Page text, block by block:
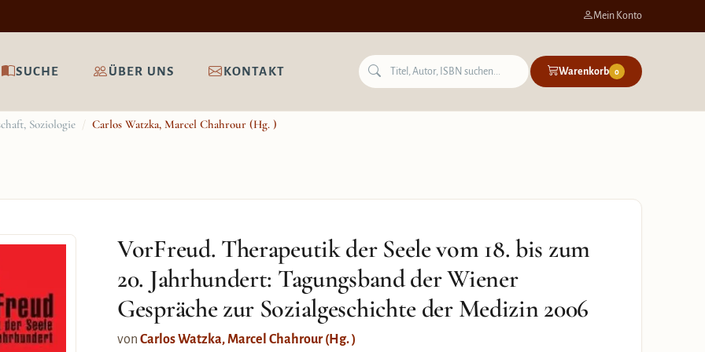
Mein Konto
SUCHE ÜBER UNS KONTAKT Warenkorb 0
Soziologie / Carlos Watzka, Marcel Chahrour (Hg. )
VorFreud. Therapeutik der Seele vom 18. bis zum
20. Jahrhundert: Tagungsband der Wiener
Gespräche zur Sozialgeschichte der Medizin 2006
von Carlos Watzka, Marcel Chahrour (Hg. )